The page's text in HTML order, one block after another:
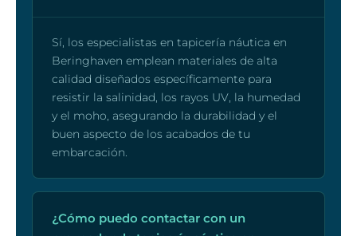
Sí, los especialistas en tapicería náutica en
Beringhaven emplean materiales de alta
calidad diseñados específicamente para
resistir la salinidad, los rayos UV, la humedad
y el moho, asegurando la durabilidad y el
buen aspecto de los acabados de tu
embarcación.
¿Cómo puedo contactar con un